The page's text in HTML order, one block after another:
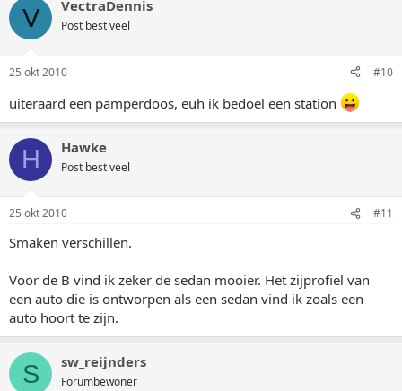
V VectraDennis
Post best veel
25 okt 2010 #10
uiteraard een pamperdoos, euh ik bedoel een station
H Hawke
Post best veel
25 okt 2010 #11
Smaken verschillen.
Voor de B vind ik zeker de sedan mooier. Het zijprofiel van
een auto die is ontworpen als een sedan vind ik zoals een
auto hoort te zijn.
S sw_reijnders
Forumbewoner